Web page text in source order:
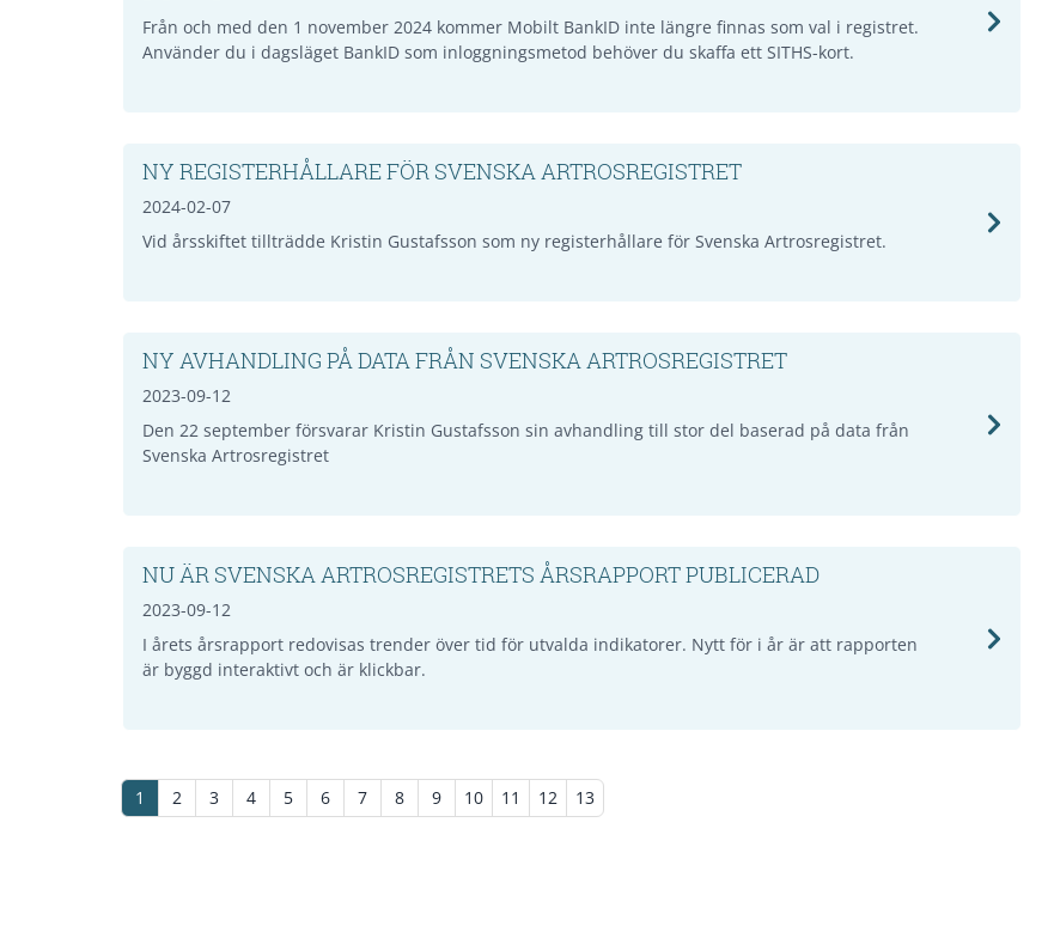
Från och med den 1 november 2024 kommer Mobilt BankID inte längre finnas som val i registret.
Använder du i dagsläget BankID som inloggningsmetod behöver du skaffa ett SITHS-kort.
NY REGISTERHÅLLARE FÖR SVENSKA ARTROSREGISTRET
2024-02-07
Vid årsskiftet tillträdde Kristin Gustafsson som ny registerhållare för Svenska Artrosregistret.
NY AVHANDLING PÅ DATA FRÅN SVENSKA ARTROSREGISTRET
2023-09-12
Den 22 september försvarar Kristin Gustafsson sin avhandling till stor del baserad på data från
Svenska Artrosregistret
NU ÄR SVENSKA ARTROSREGISTRETS ÅRSRAPPORT PUBLICERAD
2023-09-12
I årets årsrapport redovisas trender över tid för utvalda indikatorer. Nytt för i år är att rapporten
är byggd interaktivt och är klickbar.
1 2 3 4 5 6 7 8 9 10 11 12 13